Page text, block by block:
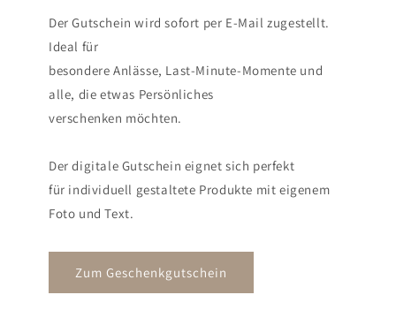
Der Gutschein wird sofort per E-Mail zugestellt.
Ideal für
besondere Anlässe, Last-Minute-Momente und
alle, die etwas Persönliches
verschenken möchten.
Der digitale Gutschein eignet sich perfekt
für individuell gestaltete Produkte mit eigenem
Foto und Text.
Zum Geschenkgutschein